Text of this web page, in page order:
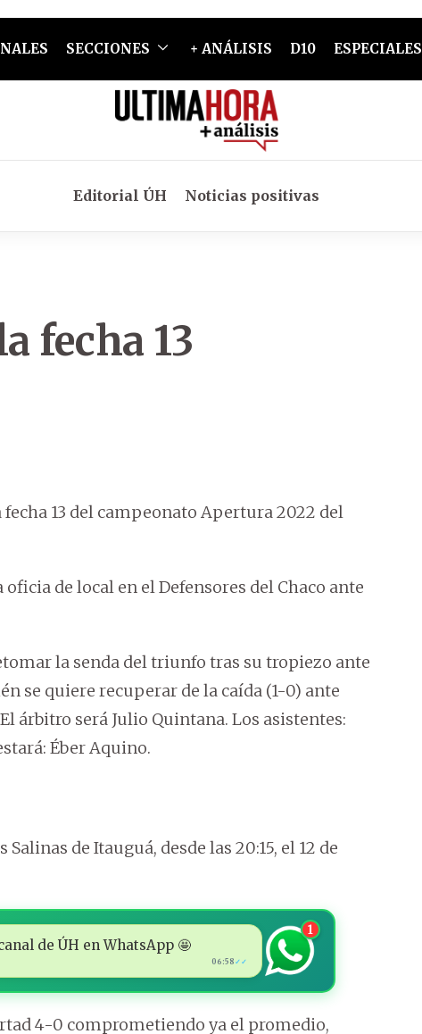
SECCIONES + ANÁLISIS D10 ESPECIALES
Editorial ÚH Noticias positivas
fecha 13
13 del campeonato Apertura 2022 del
de local en el Defensores del Chaco ante
la senda del triunfo tras su tropiezo ante
se quiere recuperar de la caída (1-0) ante
árbitro será Julio Quintana. Los asistentes:
Éber Aquino.
de Itauguá, desde las 20:15, el 12 de
de ÚH en WhatsApp 🤩
06:58 ✓✓
1
4-0 comprometiendo ya el promedio,